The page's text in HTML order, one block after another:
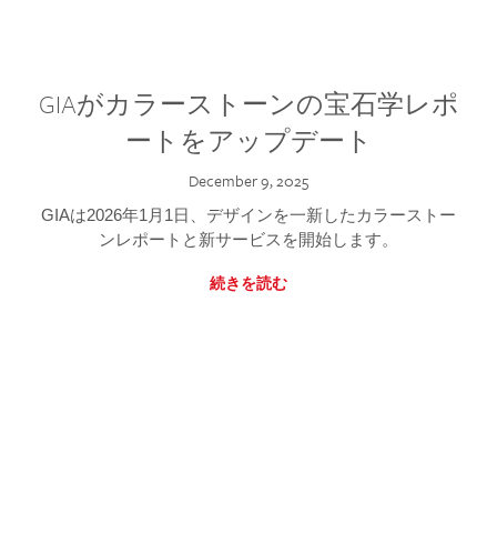
GIAがカラーストーンの宝石学レポ
ートをアップデート
December 9, 2025
GIAは2026年1月1日、デザインを一新したカラーストー
ンレポートと新サービスを開始します。
続きを読む